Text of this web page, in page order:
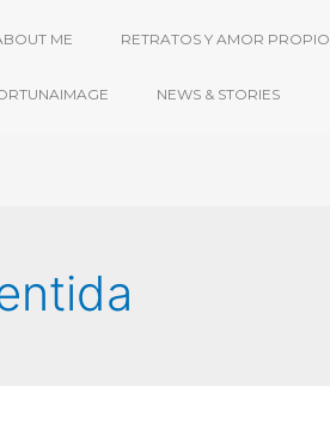
ME RETRATOS Y AMOR PROPIO
NEWS & STORIES